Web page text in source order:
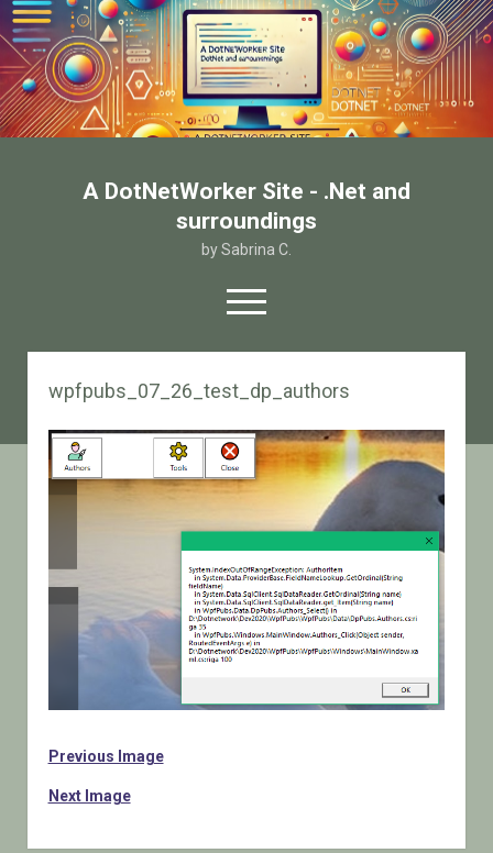
A DotNetWorker Site - .Net and
surroundings
by Sabrina C.
open
menu
twitterfacebook
email-form
Chi sono
Contatto
wpfpubs_07_26_test_dp_authors
Previous Image
Next Image